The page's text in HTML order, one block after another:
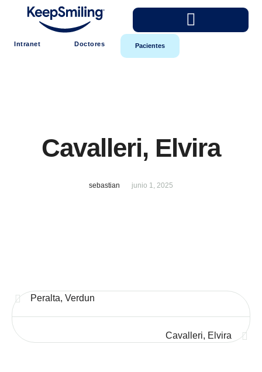
Intranet Doctores Pacientes
Cavalleri, Elvira
sebastian junio 1, 2025
Peralta, Verdun
Cavalleri, Elvira